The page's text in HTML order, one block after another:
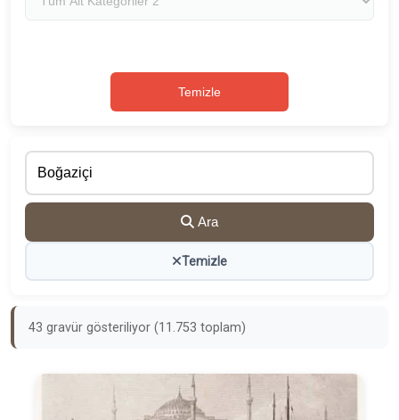
Temizle
Ara
Temizle
43 gravür gösteriliyor (11.753 toplam)